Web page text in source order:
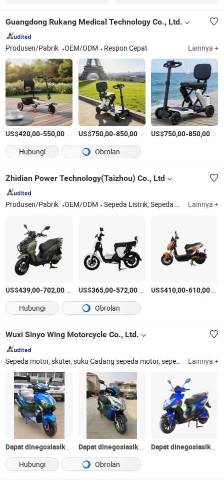
Guangdong Rukang Medical Technology Co., Ltd.
Produsen/Pabrik OEM/ODM Respon Cepat Lainnya +
US$420,00-550,00 US$750,00-850,00/piece US$750,00-850,00
Hubungi
Obrolan
Zhidian Power Technology(Taizhou) Co., Ltd
Produsen/Pabrik OEM/ODM Sepeda Listrik, Sepeda Motor Listrik, E Moped, Sepeda Motor Listrik Dewasa, Trike Listrik, Trike Listrik Dewasa, Sepeda E, Skuter Listrik, Sepeda Elektrik, Skuter Elektrik Lainnya +
US$439,00-702,00 US$365,00-572,00/Bagian US$410,00-610,00
Hubungi
Obrolan
Wuxi Sinyo Wing Motorcycle Co., Ltd.
Sepeda motor, skuter, suku Cadang sepeda motor, sepeda motor sepeda motor, sepeda motor yang sepeda motor, Off Road, sepeda jalan, Engine, Roda Campuran, ringan Lainnya +
Dapat dinegosiasikan Dapat dinegosiasikan
Dapat dinegosiasikan
Hubungi
Obrolan